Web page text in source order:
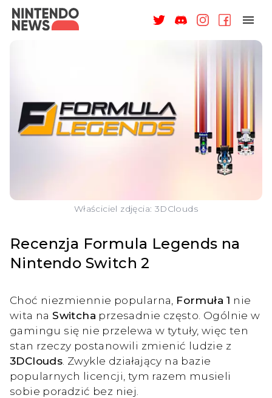
RECENZJE
ARTYKUŁY
ZALOGUJ
Właściciel zdjęcia: 3DClouds
Recenzja Formula Legends na
Nintendo Switch 2
Choć niezmiennie popularna, Formuła 1 nie
wita naSwitcha przesadnie często. Ogólnie w
gamingu się nie przelewa w tytuły, więc ten
stan rzeczy postanowili zmienić ludzie z
3DClouds . Zwykle działający na bazie
popularnych licencji, tym razem musieli
sobie poradzić bez niej.